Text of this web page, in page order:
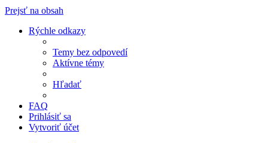
Prejsť na obsah
Rýchle odkazy
Temy bez odpovedí
Aktívne témy
Hľadať
FAQ
Prihlásiť sa
Vytvoriť účet